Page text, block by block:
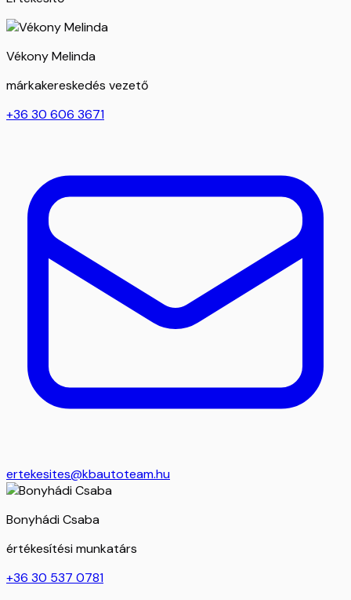
Vékony Melinda
márkakereskedés vezető
+36 30 606 3671
ertekesites@kbautoteam.hu
Bonyhádi Csaba
értékesítési munkatárs
+36 30 537 0781